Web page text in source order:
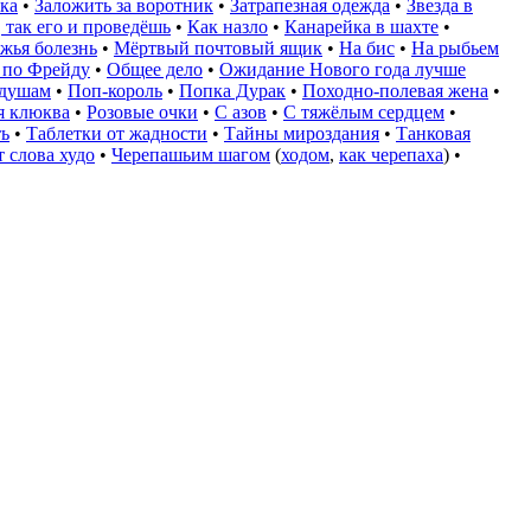
• Заложить за воротник • Затрапезная одежда • Звезда в
его и проведёшь • Как назло • Канарейка в шахте •
болезнь • Мёртвый почтовый ящик • На бис • На рыбьем
Фрейду • Общее дело • Ожидание Нового года лучше
• Поп-король • Попка Дурак • Походно-полевая жена •
клюква • Розовые очки • С азов • С тяжёлым сердцем •
• Таблетки от жадности • Тайны мироздания • Танковая
худо • Черепашьим шагом (ходом, как черепаха) •